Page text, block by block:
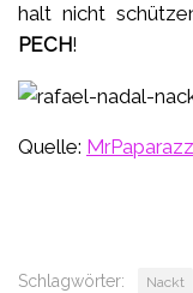
halt nicht
PECH!
Quelle:
Schlagwörter: Nackt